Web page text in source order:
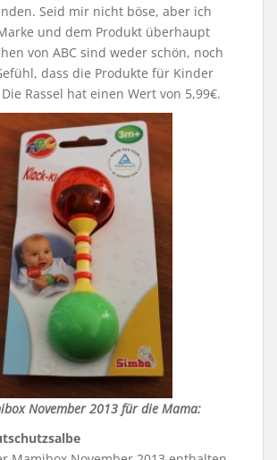
Seid mir nicht böse, aber ich
und dem Produkt überhaupt
von ABC sind weder schön, noch
dass die Produkte für Kinder
Rassel hat einen Wert von 5,99€.
November 2013 für die Mama: